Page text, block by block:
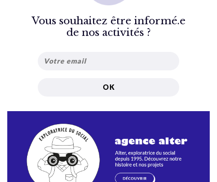
Vous souhaitez être informé.e
de nos activités ?